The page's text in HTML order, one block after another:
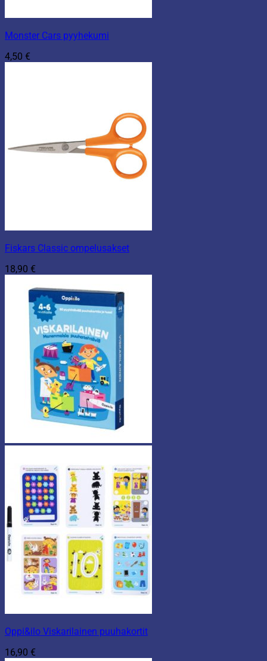
Monster Cars pyyhekumi
4,50 €
Fiskars Classic ompelusakset
18,90 €
Oppi&ilo Viskarilainen puuhakortit
16,90 €